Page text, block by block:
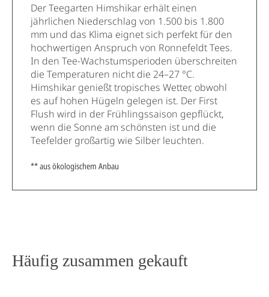
Der Teegarten Himshikar erhält einen
jährlichen Niederschlag von 1.500 bis 1.800
mm und das Klima eignet sich perfekt für den
hochwertigen Anspruch von Ronnefeldt Tees.
In den Tee-Wachstumsperioden überschreiten
die Temperaturen nicht die 24–27 °C.
Himshikar genießt tropisches Wetter, obwohl
es auf hohen Hügeln gelegen ist. Der First
Flush wird in der Frühlingssaison gepflückt,
wenn die Sonne am schönsten ist und die
Teefelder großartig wie Silber leuchten.
** aus ökologischem Anbau
Häufig zusammen gekauft